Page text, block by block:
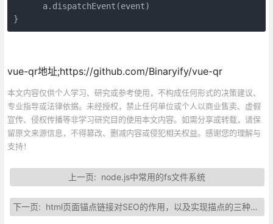
      a.dispatchEvent(event)
}
vue-qr地址;https://github.com/Binaryify/vue-qr
本文内容仅供个人学习、研究或参考使用，不构成任何形式的决策建议、
专业指导或法律依据。未经授权，禁止任何单位或个人以商业售卖、虚假
宣传、侵权传播等非学习研究目的使用本文内容。如需分享或转载，请保
留原文来源信息，不得篡改、删减内容或侵犯相关权益。感谢您的理解与
支持！
上一页: node.js中常用的fs文件系统
下一页: html页面锚点链接对SEO的作用，以及实现描点的三种方式